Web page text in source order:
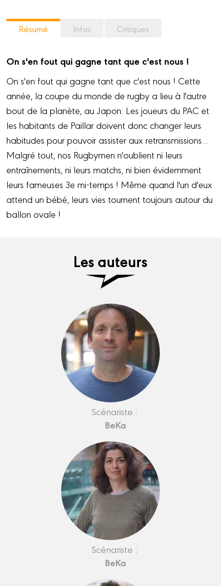
Résumé Infos Critiques
On s'en fout qui gagne tant que c'est nous !
On s'en fout qui gagne tant que c'est nous ! Cette
année, la coupe du monde de rugby a lieu à l'autre
bout de la planète, au Japon. Les joueurs du PAC et
les habitants de Paillar doivent donc changer leurs
habitudes pour pouvoir assister aux retransmissions...
Malgré tout, nos Rugbymen n'oublient ni leurs
entraînements, ni leurs matchs, ni bien évidemment
leurs fameuses 3e mi-temps ! Même quand l'un d'eux
attend un bébé, leurs vies tournent toujours autour du
ballon ovale !
Les auteurs
Scénariste :
BeKa
Scénariste :
BeKa